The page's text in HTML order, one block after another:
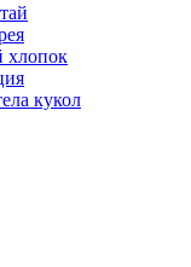
хлопок
кукол